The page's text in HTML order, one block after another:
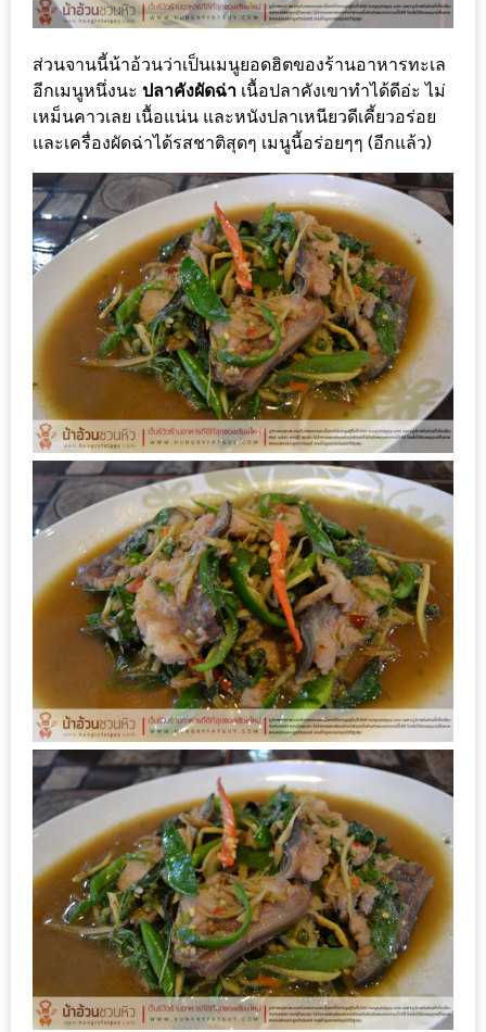
ไหม?
แวะ
ไป
ผิง
ไฟ
อุ่นๆ
ปิ้ง
มาร์ช
เมล
โล่
พร้อม
ชิม
ช้อป
ที่
เดียว
ครบ
ที่
งาน
LEO
PRESENTS
PINGFAI
FESTIVAL
3
อาหาร
ระดับ
พรีเมียม
พร้อม
สุ
กี้
หมู
ส่วนจานนี้น้าอ้วนว่าเป็นเมนูยอดฮิตของร้านอาหารทะเล
อีกเมนูหนึ่งนะ ปลาคังผัดฉ่า เนื้อปลาคังเขาทำได้ดีอ่ะ ไม่
เหม็นคาวเลย เนื้อแน่น และหนังปลาเหนียวดีเคี้ยวอร่อย
และเครื่องผัดฉ่าได้รสชาติสุดๆ เมนูนี้อร่อยๆๆ (อีกแล้ว)